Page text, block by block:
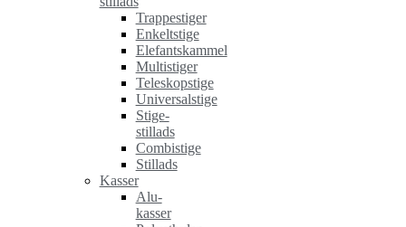
Trappestiger
Enkeltstige
Elefantskammel
Multistiger
Teleskopstige
Universalstige
Stige-
stillads
Combistige
Stillads
Kasser
Alu-
kasser